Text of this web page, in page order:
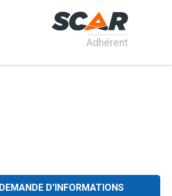
Adhérent
DEMANDE D'INFORMATIONS